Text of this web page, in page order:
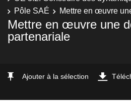
Pôle SAÉ
Mettre en œuvre
Mettre en œuvre une
partenariale
Ajouter à la sélection